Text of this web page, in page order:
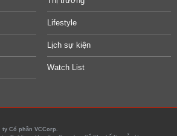
Lifestyle
Lịch sự kiện
Watch List
ty Cổ phần VCCorp.